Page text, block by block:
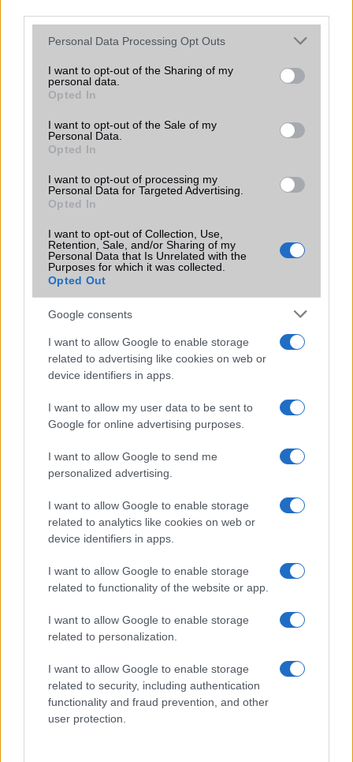
Please note that this website/app uses one or more Google
not limited to your visit or usage behaviour. You may click to
grant or deny consent to Google and its third-party tags to
use your data for below specified purposes in below Google
consent section.
Personal Data Processing Opt Outs
I want to opt-out of the Sharing of my
personal data.
Opted In
I want to opt-out of the Sale of my
Personal Data.
Opted In
I want to opt-out of processing my
Personal Data for Targeted Advertising.
Opted In
I want to opt-out of Collection, Use,
Retention, Sale, and/or Sharing of my
Personal Data that Is Unrelated with the
Purposes for which it was collected.
Opted Out
Google consents
I want to allow Google to enable storage
related to advertising like cookies on web or
device identifiers in apps.
I want to allow my user data to be sent to
Google for online advertising purposes.
I want to allow Google to send me
personalized advertising.
I want to allow Google to enable storage
related to analytics like cookies on web or
device identifiers in apps.
I want to allow Google to enable storage
related to functionality of the website or app.
I want to allow Google to enable storage
related to personalization.
I want to allow Google to enable storage
related to security, including authentication
functionality and fraud prevention, and other
user protection.
Egy év a Galaxy S25 Ultrával: ezért kell
2026.02.13| Android Police
Dizájn, kamera, töltés és valóban hasznos AI – ezekben
várható az előrelépés.
KAPCSOLÓDÓ HÍREK
Szivárgás: A Samsung Galaxy S25 Ultra akkumulátor
Kiszivárgott a Galaxy S25 FE: vékonyabb test, de alig
változó külső
Kiszivárgott részletek a Samsung Galaxy S26 Pro-ról
előtt kapta meg a Galaxy S26 Ultrát
lehet a mobilfizetés
Samsung elismerte: a Galaxy S26 Ultra kijelzője tényleg
gyengébb lett
Kínos baki a Samsungnál: papíron gyors, valójában
problémás a Galaxy S26 Ultra töltése
Hatalmas siker a Galaxy Z Fold 8: a Samsung már alig
győzi a rendeléseket
További hírek
LEGOLVASOTTABBAK
Számos népszerű Samsung Galaxy készülék kimarad a One